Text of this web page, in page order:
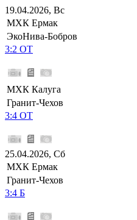
19.04.2026, Вс
МХК Ермак
ЭкоНива-Бобров
3:2 ОТ
МХК Калуга
Гранит-Чехов
3:4 ОТ
25.04.2026, Сб
МХК Ермак
Гранит-Чехов
3:4 Б